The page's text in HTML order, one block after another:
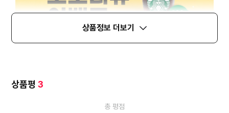
상품정보 더보기
상품평 3
총 평점